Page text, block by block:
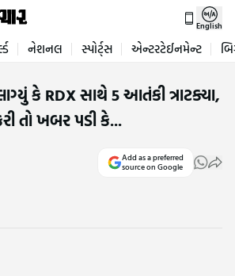
English
નેશનલ સ્પોર્ટ્સ એન્ટરટેઈનમેન્ટ
કે RDX સાથે 5 આતંકી ત્રાટક્યા,
તો ખબર પડી કે...
Add as a preferred
source on Google